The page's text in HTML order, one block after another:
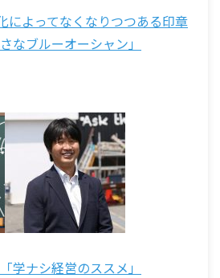
によってなくなりつつある印章
なブルーオーシャン」
学ナシ経営のススメ」